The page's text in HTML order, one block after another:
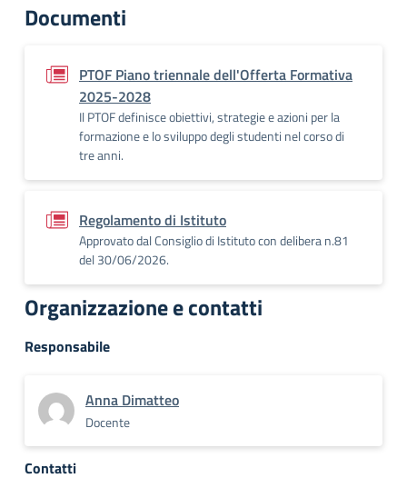
Documenti
PTOF Piano triennale dell'Offerta Formativa
2025-2028
Il PTOF definisce obiettivi, strategie e azioni per la
formazione e lo sviluppo degli studenti nel corso di
tre anni.
Regolamento di Istituto
Approvato dal Consiglio di Istituto con delibera n.81
del 30/06/2026.
Organizzazione e contatti
Responsabile
Anna Dimatteo
Docente
Contatti